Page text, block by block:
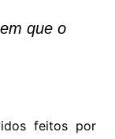
que o
feitos por